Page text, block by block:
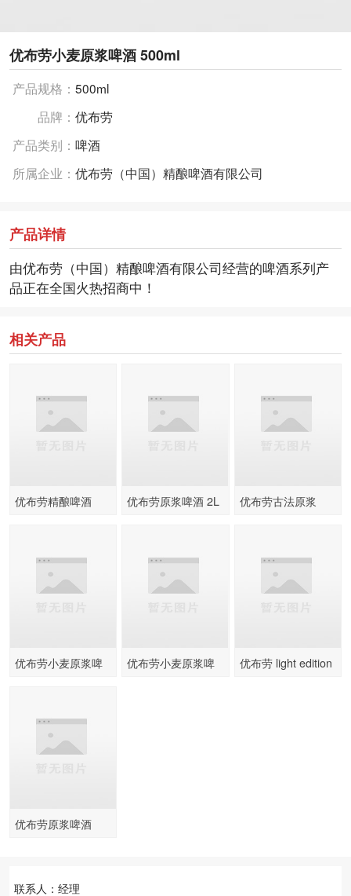
优布劳小麦原浆啤酒 500ml
产品规格： 500ml
品牌： 优布劳
产品类别： 啤酒
所属企业： 优布劳（中国）精酿啤酒有限公司
产品详情
由优布劳（中国）精酿啤酒有限公司经营的啤酒系列产
品正在全国火热招商中！
相关产品
优布劳精酿啤酒
优布劳原浆啤酒 2L
优布劳古法原浆
优布劳小麦原浆啤
优布劳小麦原浆啤
优布劳 light edition
优布劳原浆啤酒
联系人：经理